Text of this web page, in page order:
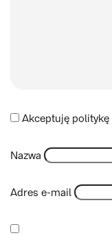
Akceptuję politykę
Nazwa
Adres e-mail